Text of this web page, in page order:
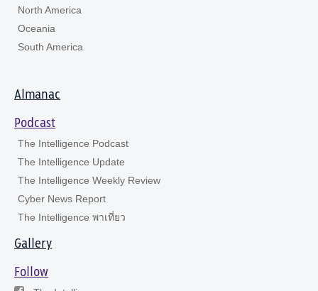
North America
Oceania
South America
Almanac
Podcast
The Intelligence Podcast
The Intelligence Update
The Intelligence Weekly Review
Cyber News Report
The Intelligence พาเที่ยว
Gallery
Follow